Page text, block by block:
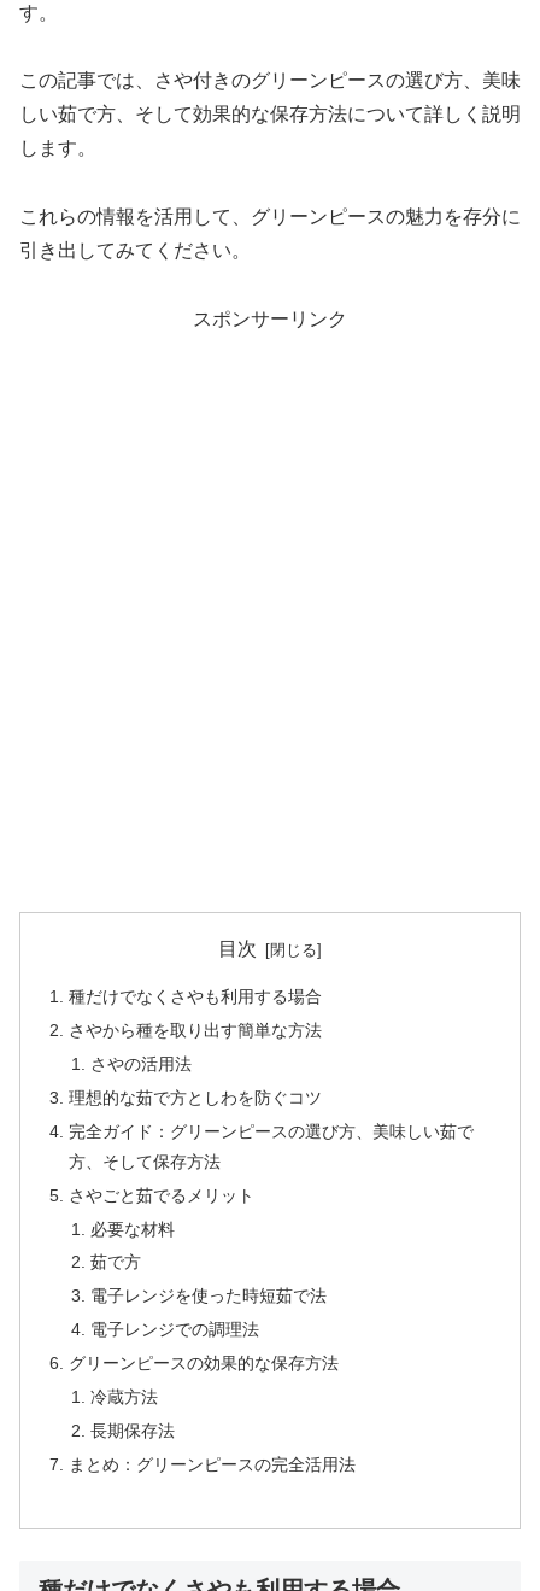
す。
この記事では、さや付きのグリーンピースの選び方、美味
しい茹で方、そして効果的な保存方法について詳しく説明
します。
これらの情報を活用して、グリーンピースの魅力を存分に
引き出してみてください。
スポンサーリンク
目次
種だけでなくさやも利用する場合
さやから種を取り出す簡単な方法
さやの活用法
理想的な茹で方としわを防ぐコツ
完全ガイド：グリーンピースの選び方、美味しい茹で
方、そして保存方法
さやごと茹でるメリット
必要な材料
茹で方
電子レンジを使った時短茹で法
電子レンジでの調理法
グリーンピースの効果的な保存方法
冷蔵方法
長期保存法
まとめ：グリーンピースの完全活用法